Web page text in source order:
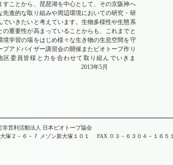
すことから、琵琶湖を中心として、その京阪神へ
先進的な取り組みや周辺環境においての研究・研
でいきたいと考えています。生物多様性や生態系
の重要性が高まっていることからも、これまでと
境学習の場をはじめ様々な生き物の生息空間を守
プアドバイザー講習会の開催またビオトープ作り
区委員皆様と力を合わせて取り組んでいきま
年5月
非営利活動法人 日本ビオトープ協会
塚２－６－７ メゾン新大塚１０１ FAX ０３－６３０４－１６５１